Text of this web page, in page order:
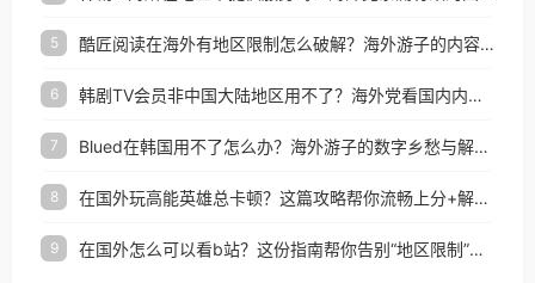
5 酷匠阅读在海外有地区限制怎么破解？海外游子的内容归乡路
6 韩剧TV会员非中国大陆地区用不了？海外党看国内内容的加速器选择指南
7 Blued在韩国用不了怎么办？海外游子的数字乡愁与解决方案
8 在国外玩高能英雄总卡顿？这篇攻略帮你流畅上分+解锁国内影音自由
9 在国外怎么可以看b站？这份指南帮你告别“地区限制”的烦恼